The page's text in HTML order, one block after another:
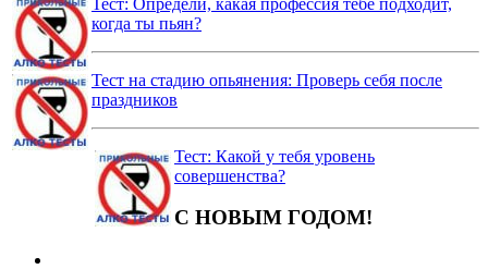
когда ты пьян?
Тест на стадию опьянения: Проверь себя после
праздников
Тест: Какой у тебя уровень
совершенства?
С НОВЫМ ГОДОМ!